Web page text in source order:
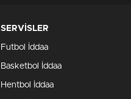
SERVİSLER
Futbol İddaa
Basketbol İddaa
Hentbol İddaa